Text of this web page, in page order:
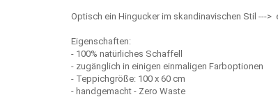
Optisch ein Hingucker im skandinavischen Stil ---
Eigenschaften:
- 100% natürliches Schaffell
- zugänglich in einigen einmaligen Farboptionen
- Teppichgröße: 100 x 60 cm
- handgemacht - Zero Waste